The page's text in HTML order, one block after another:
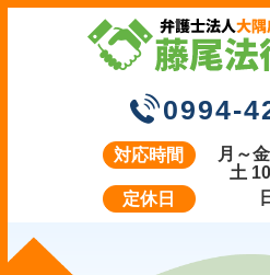
0994-
対応時間
月～
土
定休日